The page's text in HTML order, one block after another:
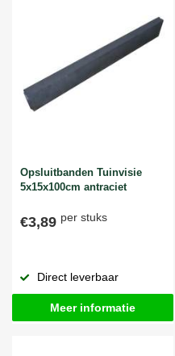
Opsluitbanden Tuinvisie
5x15x100cm antraciet
€3,89 per stuks
Direct leverbaar
Meer informatie